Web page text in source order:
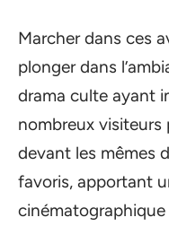
Marcher dans ces
plonger dans
drama culte ayant
nombreux visiteurs
devant les mêmes
favoris, apportant